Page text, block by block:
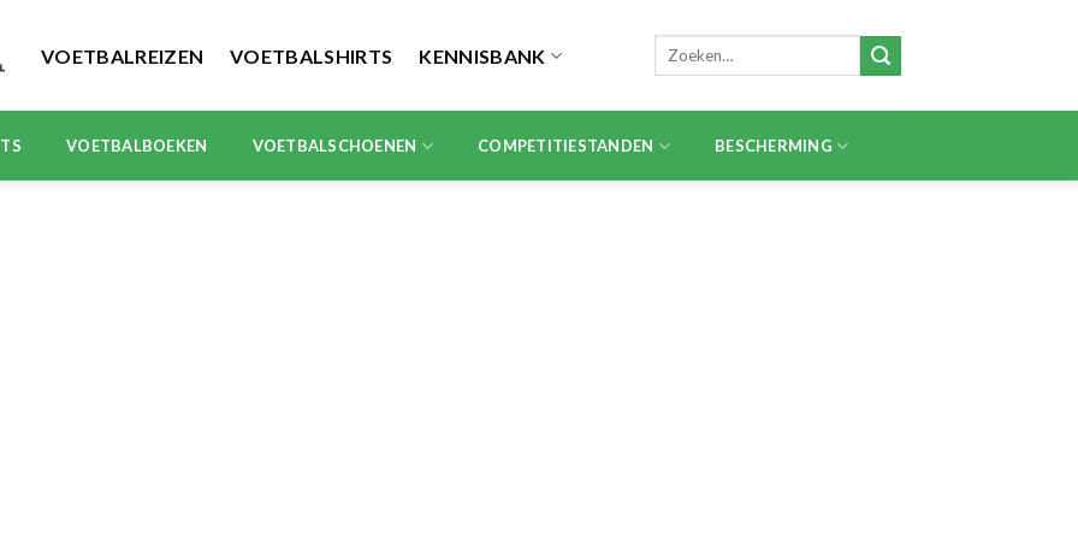
VOETBALREIZEN VOETBALSHIRTS KENNISBANK
Zoeken
VOETBALBOEKEN VOETBALSCHOENEN COMPETITIESTANDEN BESCHERMING